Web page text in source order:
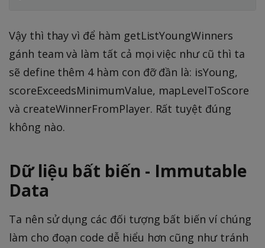
Vậy thì thay vì để hàm getListYoungWinners
gánh team và làm tất cả mọi việc như cũ thì ta
sẽ define thêm 4 hàm con đỡ đần là: isYoung,
scoreExceedsMinimumValue, mapLevelToScore
và createWinnerFromPlayer. Rất tuyệt đúng
không nào.
Dữ liệu bất biến - Immutable
Data
Ta nên sử dụng các đối tượng bất biến ví chúng
làm cho đoạn code dễ hiểu hơn cũng như tránh